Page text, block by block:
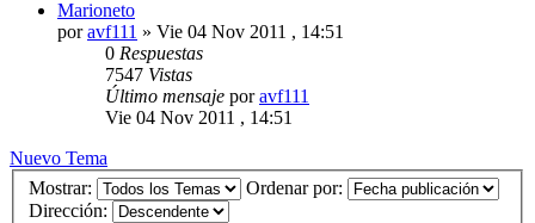
Marioneto
poravf111 » Vie 04 Nov 2011 , 14:51
0 Respuestas
7547 Vistas
Último mensaje poravf111
Vie 04 Nov 2011 , 14:51
Nuevo Tema
Mostrar:
Ordenar por:
Dirección: